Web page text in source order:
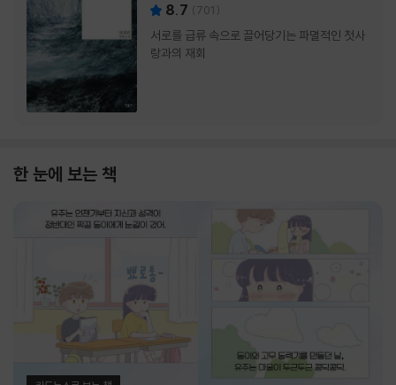
8.7 (701 )
서로를 급류 속으로 끌어당기는 파멸적인 첫사
랑과의 재회
한 눈에 보는 책